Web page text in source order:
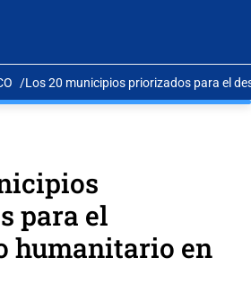
Los 20 municipios priorizados para el
para el
humanitario en